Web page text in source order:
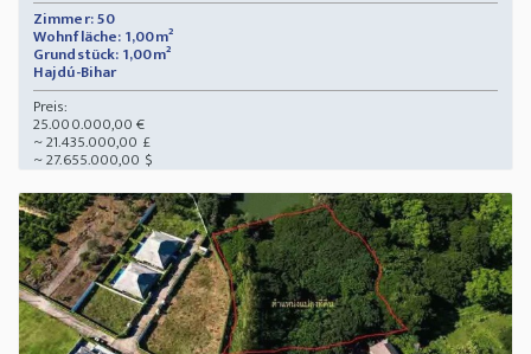
Zimmer: 50
Wohnfläche: 1,00m²
Grundstück: 1,00m²
Hajdú-Bihar
Preis:
25.000.000,00 €
~ 21.435.000,00 £
~ 27.655.000,00 $